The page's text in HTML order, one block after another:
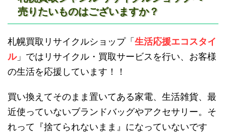
新十津川不用品回収
砂川不用品回収 帯広・十勝不用品回収
売りたいものはございますか？
札幌買取リサイクルショップ「 生活応援エコスタイ
ル」ではリサイクル・買取サービスを行い、お客様
の生活を応援しています！！
買い換えてそのまま置いてある家電、生活雑貨、最
近使っていないブランドバッグやアクセサリー。そ
れって『捨てられないまま』になっていないです